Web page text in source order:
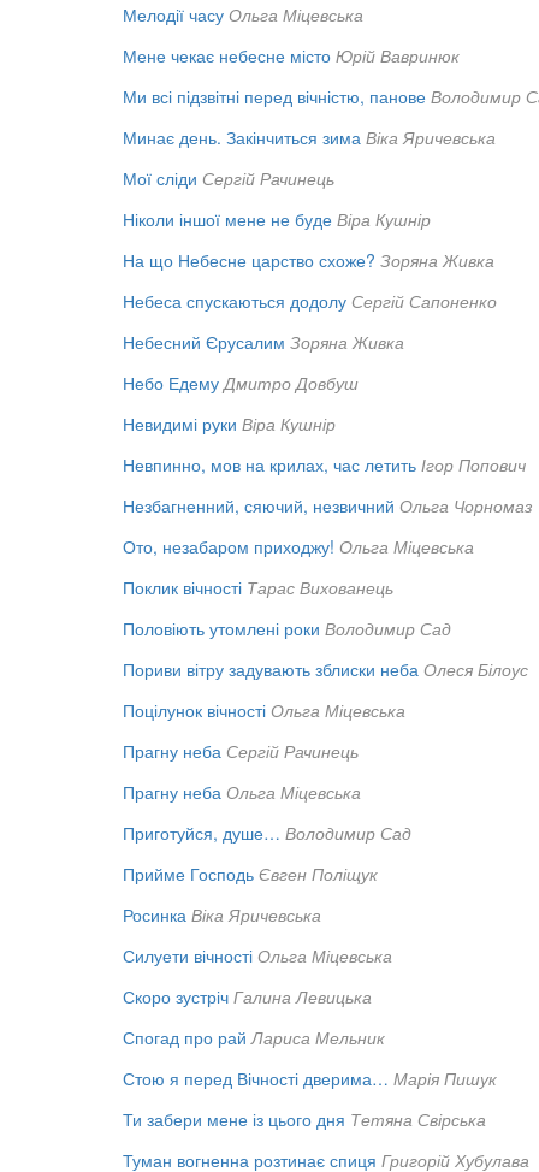
Мелодії часу Ольга Міцевська
Мене чекає небесне місто Юрій Вавринюк
Ми всі підзвітні перед вічністю, панове Володимир
Минає день. Закінчиться зима Віка Яричевська
Мої сліди Сергій Рачинець
Ніколи іншої мене не буде Віра Кушнір
На що Небесне царство схоже? Зоряна Живка
Небеса спускаються додолу Сергій Сапоненко
Небесний Єрусалим Зоряна Живка
Небо Едему Дмитро Довбуш
Невидимі руки Віра Кушнір
Невпинно, мов на крилах, час летить Ігор Попович
Незбагненний, сяючий, незвичний Ольга Чорномаз
Ото, незабаром приходжу! Ольга Міцевська
Поклик вічності Тарас Вихованець
Половіють утомлені роки Володимир Сад
Пориви вітру задувають зблиски неба Олеся Білоус
Поцілунок вічності Ольга Міцевська
Прагну неба Сергій Рачинець
Прагну неба Ольга Міцевська
Приготуйся, душе… Володимир Сад
Прийме Господь Євген Поліщук
Росинка Віка Яричевська
Силуети вічності Ольга Міцевська
Скоро зустріч Галина Левицька
Спогад про рай Лариса Мельник
Стою я перед Вічності дверима… Марія Пишук
Ти забери мене із цього дня Тетяна Свірська
Туман вогненна розтинає спиця Григорій Хубулава